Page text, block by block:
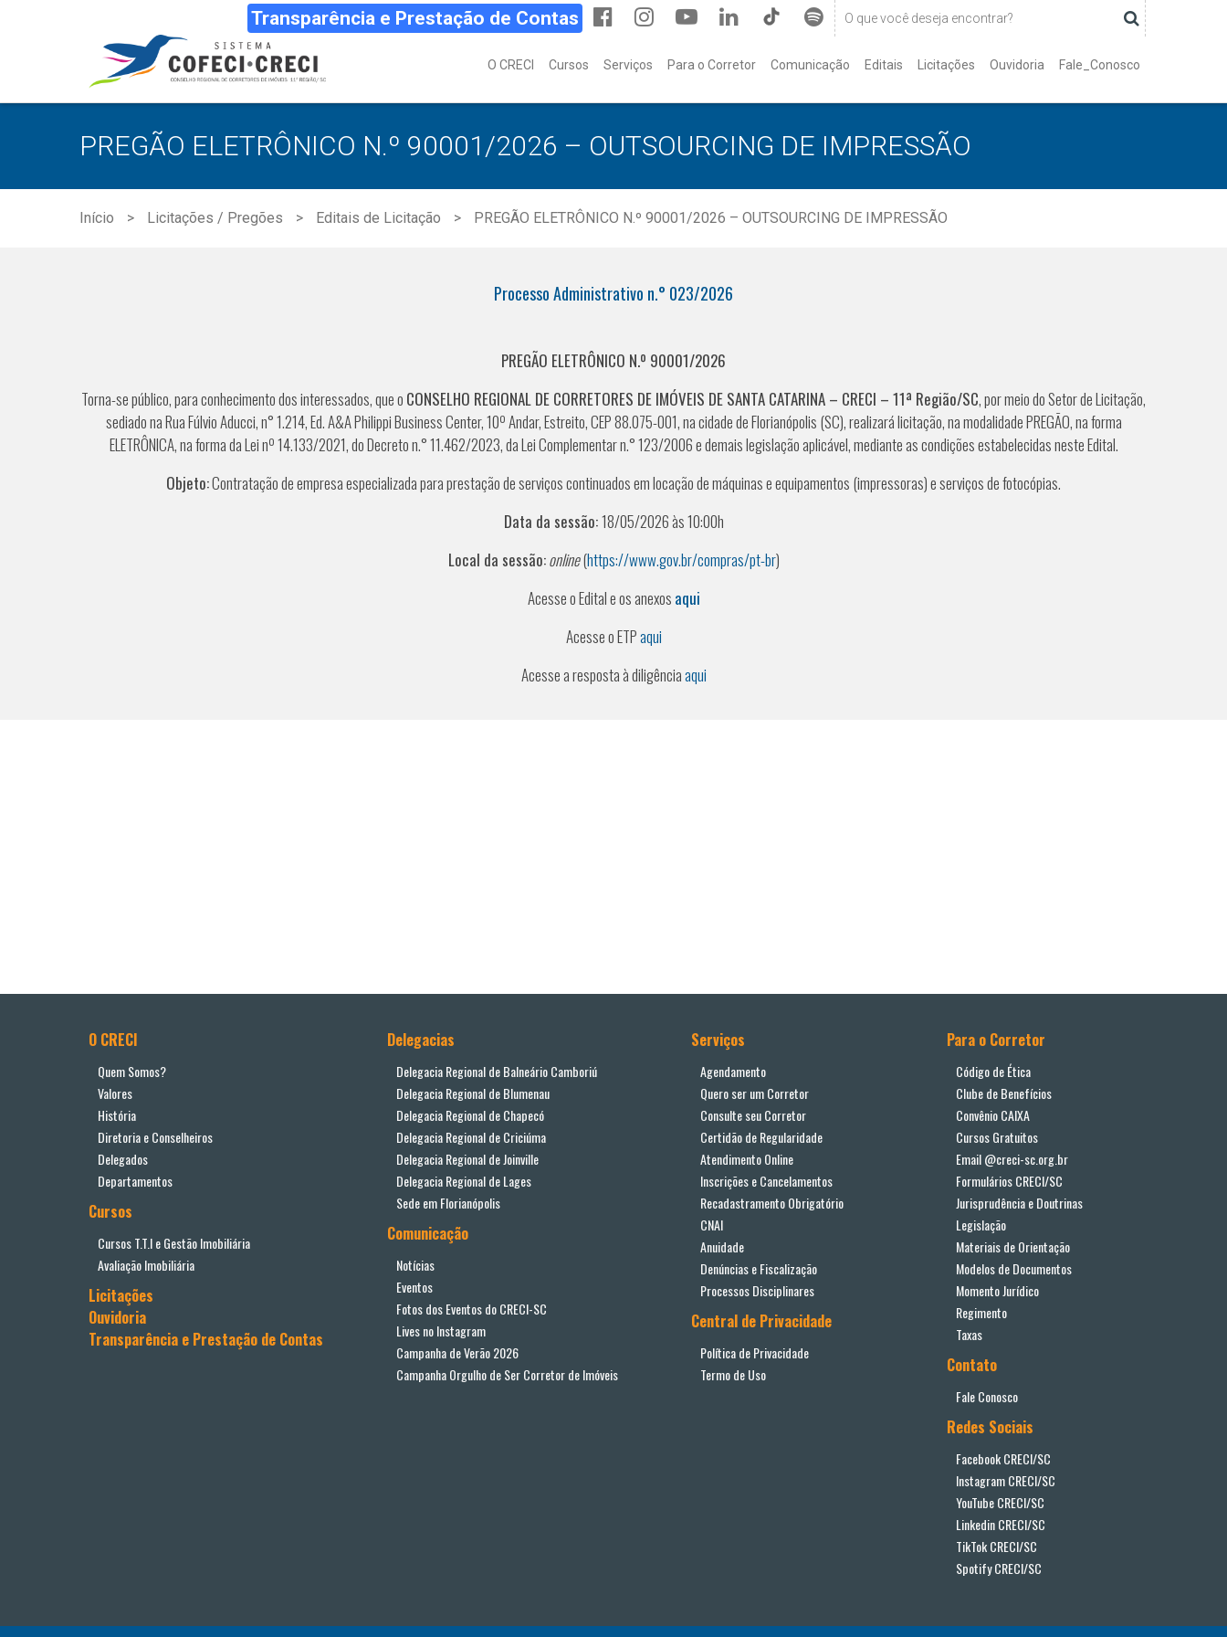
Transparência e Prestação de Contas
O CRECI Cursos Serviços Para o Corretor Comunicação Editais Licitações Ouvidoria Fale_Conosco
PREGÃO ELETRÔNICO N.º 90001/2026 – OUTSOURCING DE IMPRESSÃO
Início Licitações / Pregões Editais de Licitação PREGÃO ELETRÔNICO N.º 90001/2026 – OUTSOURCING DE IMPRESSÃO
Processo Administrativo n.° 023/2026
PREGÃO ELETRÔNICO N.º 90001/2026
Torna-se público, para conhecimento dos interessados, que o CONSELHO REGIONAL DE CORRETORES DE IMÓVEIS DE SANTA CATARINA – CRECI – 11ª Região/SC, por meio do Setor de Licitação,
sediado na Rua Fúlvio Aducci, n° 1.214, Ed. A&A Philippi Business Center, 10º Andar, Estreito, CEP 88.075-001, na cidade de Florianópolis (SC), realizará licitação, na modalidade PREGÃO, na forma
ELETRÔNICA, na forma da Lei nº 14.133/2021, do Decreto n.° 11.462/2023, da Lei Complementar n.° 123/2006 e demais legislação aplicável, mediante as condições estabelecidas neste Edital.
Objeto:Contratação de empresa especializada para prestação de serviços continuados em locação de máquinas e equipamentos (impressoras) e serviços de fotocópias.
Data da sessão:18/05/2026 às 10:00h
Local da sessão:online(https://www.gov.br/compras/pt-br)
Acesse o Edital e os anexos aqui
Acesse o ETPaqui
Acesse a resposta à diligênciaaqui
O CRECI
Quem Somos?
Valores
História
Diretoria e Conselheiros
Delegados
Departamentos
Cursos
Cursos T.T.I e Gestão Imobiliária
Avaliação Imobiliária
Licitações
Ouvidoria
Transparência e Prestação de Contas
Delegacias
Delegacia Regional de Balneário Camboriú
Delegacia Regional de Blumenau
Delegacia Regional de Chapecó
Delegacia Regional de Criciúma
Delegacia Regional de Joinville
Delegacia Regional de Lages
Sede em Florianópolis
Comunicação
Notícias
Eventos
Fotos dos Eventos do CRECI-SC
Lives no Instagram
Campanha de Verão 2026
Campanha Orgulho de Ser Corretor de Imóveis
Serviços
Agendamento
Quero ser um Corretor
Consulte seu Corretor
Certidão de Regularidade
Atendimento Online
Inscrições e Cancelamentos
Recadastramento Obrigatório
CNAI
Anuidade
Denúncias e Fiscalização
Processos Disciplinares
Central de Privacidade
Política de Privacidade
Termo de Uso
Para o Corretor
Código de Ética
Clube de Benefícios
Convênio CAIXA
Cursos Gratuitos
Email @creci-sc.org.br
Formulários CRECI/SC
Jurisprudência e Doutrinas
Legislação
Materiais de Orientação
Modelos de Documentos
Momento Jurídico
Regimento
Taxas
Contato
Fale Conosco
Redes Sociais
Facebook CRECI/SC
Instagram CRECI/SC
YouTube CRECI/SC
Linkedin CRECI/SC
TikTok CRECI/SC
Spotify CRECI/SC